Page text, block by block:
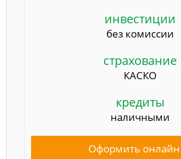
инвестиции
без комиссии
страхование
КАСКО
кредиты
наличными
Оформить онлайн